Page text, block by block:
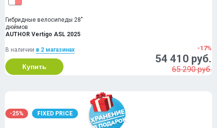
Гибридные велосипеды 28"
дюймов
AUTHOR Vertigo ASL 2025
В наличии в 2 магазинах
Купить
-17%
54 410 руб.
65 290 руб.
-25% FIXED PRICE